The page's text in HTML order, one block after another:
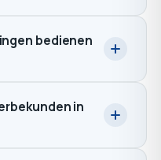
bedienen
in